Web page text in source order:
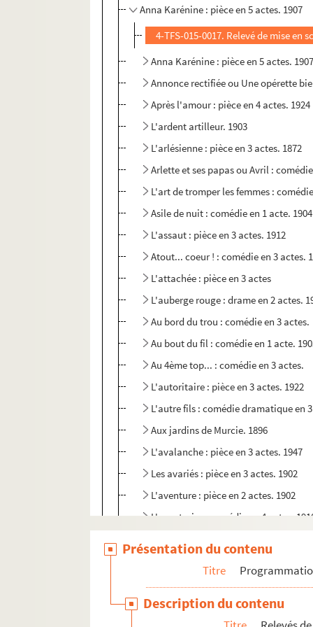
Anna Karénine : pièce en 5 actes. 1907
4-TFS-015-0017. Relevé de mise en
Anna Karénine : pièce en 5 actes.
Annonce rectifiée ou Une opérette
Après l'amour : pièce en 4 actes. 1924
L'ardent artilleur. 1903
L'arlésienne : pièce en 3 actes. 1872
Arlette et ses papas ou Avril :
L'art de tromper les femmes :
Asile de nuit : comédie en 1 acte. 1904
L'assaut : pièce en 3 actes. 1912
Atout... coeur ! : comédie en 3 actes.
L'attachée : pièce en 3 actes
L'auberge rouge : drame en 2 actes.
Au bord du trou : comédie en 3 actes.
Au bout du fil : comédie en 1 acte.
Au 4ème top... : comédie en 3 actes.
L'autoritaire : pièce en 3 actes. 1922
L'autre fils : comédie dramatique en
Aux jardins de Murcie. 1896
L'avalanche : pièce en 3 actes. 1947
Les avariés : pièce en 3 actes. 1902
L'aventure : pièce en 2 actes. 1902
L'aventurier : comédie en 4 actes.
Bagatelle : comédie en 3 actes. 1912
Présentation du contenu
Titre
Description du contenu